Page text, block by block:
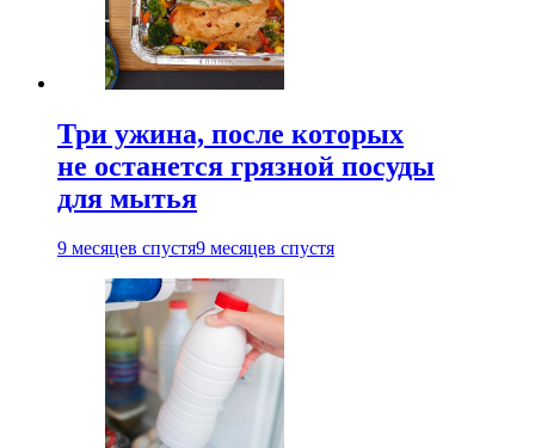
Три ужина, после которых
не останется грязной посуды
для мытья
9 месяцев спустя9 месяцев спустя